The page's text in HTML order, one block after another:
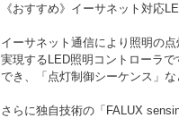
《おすすめ》イーサネット対応
イーサネット通信により照明の
実現するLED照明コントローラ
でき、「点灯制御シーケンス」
さらに独自技術の「FALUX